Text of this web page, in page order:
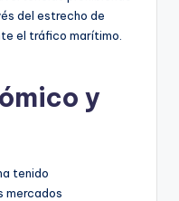
del estrecho de
el tráfico marítimo.
y
tenido
mercados